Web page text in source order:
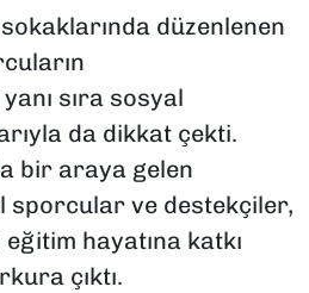
düzenlenen
sıra sosyal
da dikkat çekti.
bir araya gelen
sporcular ve destekçiler,
hayatına katkı
çıktı.